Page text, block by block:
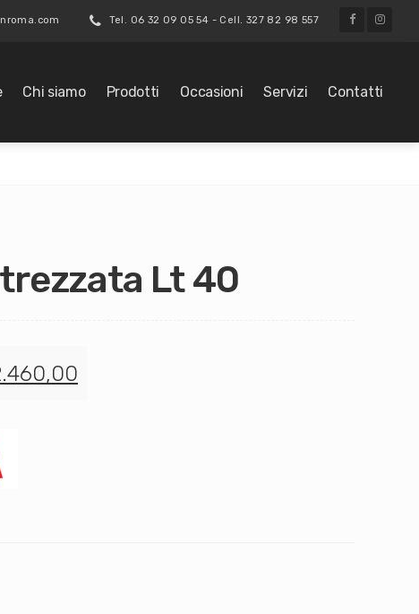
Tel. 06 32 09 05 54 - Cell. 327 82 98 557
Chi siamo Prodotti Occasioni Servizi Contatti
Lt 40